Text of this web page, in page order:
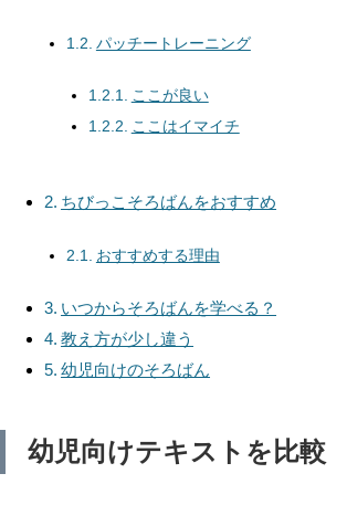
パッチートレーニング
ここが良い
ここはイマイチ
ちびっこそろばんをおすすめ
おすすめする理由
いつからそろばんを学べる？
教え方が少し違う
幼児向けのそろばん
幼児向けテキストを比較